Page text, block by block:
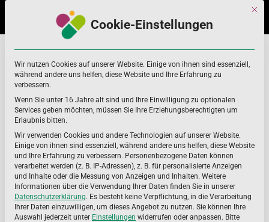
navigation
content
Home folsäure
Mit
Cookie-Einstellungen
Wir nutzen Cookies auf unserer Website. Einige von ihnen sind essenziell,
während andere uns helfen, diese Website und Ihre Erfahrung zu
verbessern.
Wenn Sie unter 16 Jahre alt sind und Ihre Einwilligung zu optionalen
Services geben möchten, müssen Sie Ihre Erziehungsberechtigten um
Erlaubnis bitten.
Wir verwenden Cookies und andere Technologien auf unserer Website.
Einige von ihnen sind essenziell, während andere uns helfen, diese Website
und Ihre Erfahrung zu verbessern. Personenbezogene Daten können
verarbeitet werden (z. B. IP-Adressen), z. B. für personalisierte Anzeigen
und Inhalte oder die Messung von Anzeigen und Inhalten. Weitere
Informationen über die Verwendung Ihrer Daten finden Sie in unserer
Datenschutzerklärung. Es besteht keine Verpflichtung, in die Verarbeitung
Ihrer Daten einzuwilligen, um dieses Angebot zu nutzen. Sie können Ihre
Auswahl jederzeit unter Einstellungen widerrufen oder anpassen. Bitte